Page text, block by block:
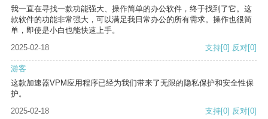
我一直在寻找一款功能强大、操作简单的办公软件，终于找到了它。这
款软件的功能非常强大，可以满足我日常办公的所有需求。操作也很简
单，即使是小白也能快速上手。
2025-02-18
支持[0] 反对[0]
游客
这款加速器VPM应用程序已经为我们带来了无限的隐私保护和安全性保
护。
2025-02-18
支持[0] 反对[0]